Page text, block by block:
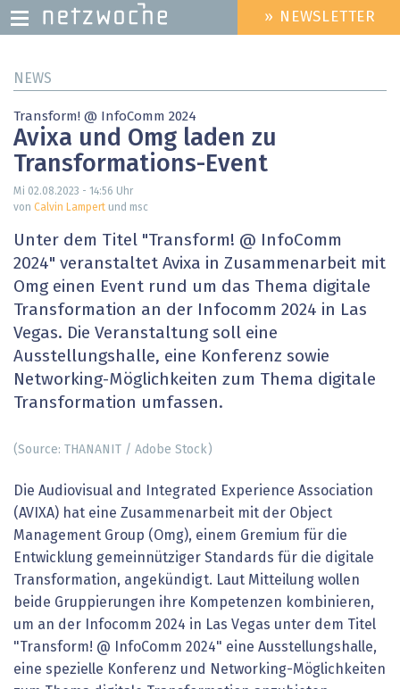
zum
HEADER
MENU
» NEWSLETTER
NEWS
Transform! @ InfoComm 2024
Avixa und Omg laden zu
Transformations-Event
Mi 02.08.2023 - 14:56 Uhr
von Calvin Lampert und msc
Unter dem Titel "Transform! @ InfoComm
2024" veranstaltet Avixa in Zusammenarbeit mit
Omg einen Event rund um das Thema digitale
Transformation an der Infocomm 2024 in Las
Vegas. Die Veranstaltung soll eine
Ausstellungshalle, eine Konferenz sowie
Networking-Möglichkeiten zum Thema digitale
Transformation umfassen.
(Source: THANANIT / Adobe Stock)
Die Audiovisual and Integrated Experience Association
(AVIXA) hat eine Zusammenarbeit mit der Object
Management Group (Omg), einem Gremium für die
Entwicklung gemeinnütziger Standards für die digitale
Transformation, angekündigt. Laut Mitteilung wollen
beide Gruppierungen ihre Kompetenzen kombinieren,
um an der Infocomm 2024 in Las Vegas unter dem Titel
"Transform! @ InfoComm 2024" eine Ausstellungshalle,
eine spezielle Konferenz und Networking-Möglichkeiten